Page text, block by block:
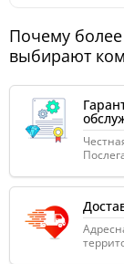
Почему
выбирают